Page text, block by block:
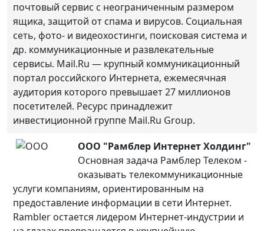
почтовый сервис с неограниченным размером
ящика, защитой от спама и вирусов. Социальная
сеть, фото- и видеохостинги, поисковая система и
др. коммуникационные и развлекательные
сервисы. Mail.Ru — крупный коммуникационный
портал российского Интернета, ежемесячная
аудитория которого превышает 27 миллионов
посетителей. Ресурс принадлежит
инвестиционной группе Mail.Ru Group.
ООО "Рамблер Интернет Холдинг"
Основная задача Рамблер Телеком -
оказывать телекоммуникационные
услуги компаниям, ориентированным на
предоставление информации в сети Интернет.
Rambler остается лидером Интернет-индустрии и